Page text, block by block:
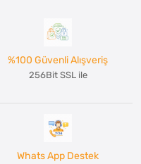
%100 Güvenli Alışveriş
256Bit SSL ile
Whats App Destek